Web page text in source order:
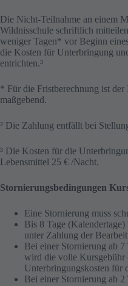
Die Nicht-Teilnahme an einem
Wildnisschule schriftlich
weniger Tagen* vor Beginn
die Kosten für Unterbringung
entrichten.³
* Für die Fristberechnung ist
maßgebend.
² Die Zahlung entfällt bei
³ Die Kosten für die
Lebensmittel 25 € /Nacht.
Stornierungsbedingungen
Eine Stornierung muss
Bis 8 Tage
unter Zahlung der
Bei einer Stornierung ab
wird die volle Kursgebühr
Unterbringungskosten für
Bei einer Stornierung ab